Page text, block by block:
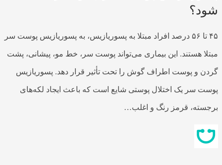
شود؟
۴۵ تا ۵۶ درصد افراد مبتلا به پسوریازیس، به پسوریازیس پوست سر
مبتلا هستند. این بیماری می‌تواند پوست سر، خط مو، پیشانی، پشت
گردن و پوست اطراف گوش را تحت تأثیر قرار دهد. پسوریازیس
پوست سر یک اختلال پوستی شایع است که باعث ایجاد لکه‌های
برجسته، قرمز رنگ و اغلب…